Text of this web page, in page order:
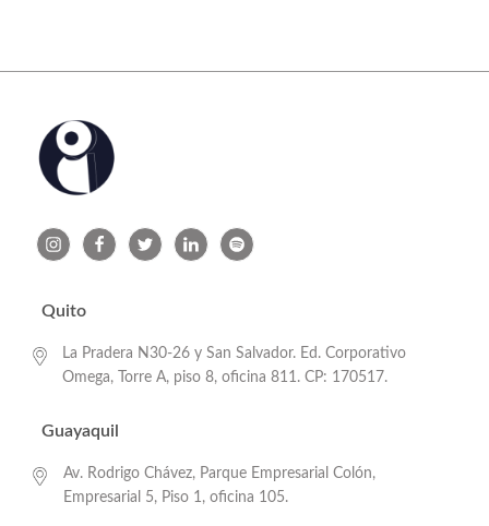
Quito
La Pradera N30-26 y San Salvador. Ed. Corporativo
Omega, Torre A, piso 8, oficina 811. CP: 170517.
Guayaquil
Av. Rodrigo Chávez, Parque Empresarial Colón,
Empresarial 5, Piso 1, oficina 105.